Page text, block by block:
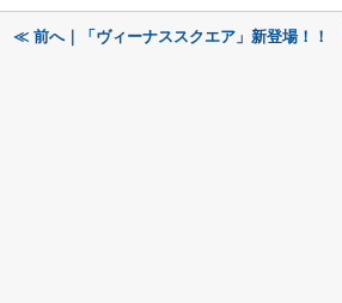
≪ 前へ｜「ヴィーナススクエア」新登場！！